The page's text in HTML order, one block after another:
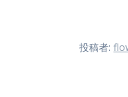
投稿者: